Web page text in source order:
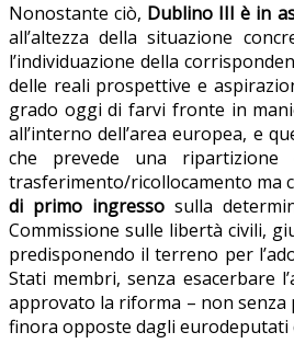
Nonostante ciò, Dublino III è in
all’altezza della situazione
l’individuazione della
delle reali prospettive e
grado oggi di farvi fronte in
all’interno dell’area europea, e
che prevede una
trasferimento/ricollocamento ma
di primo ingresso sulla
Commissione sulle libertà civili,
predisponendo il terreno per
Stati membri, senza esacerbare
approvato la riforma – non senza
finora opposte dagli eurodeputati